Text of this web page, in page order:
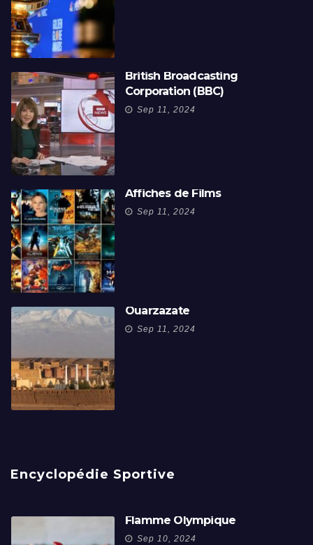
British Broadcasting
Corporation (BBC)
Sep 11, 2024
Affiches de Films
Sep 11, 2024
Ouarzazate
Sep 11, 2024
Encyclopédie Sportive
Flamme Olympique
Sep 10, 2024